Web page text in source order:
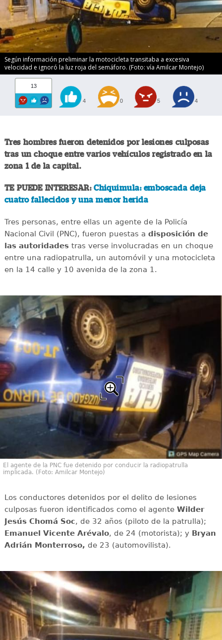
Según información preliminar la motocicleta transitaba a excesiva
velocidad e ignoró la luz roja del semáforo. (Foto: vía Amilcar Montejo)
13
4 0 5 4
Tres hombres fueron detenidos por lesiones culposas
tras un choque entre varios vehículos registrado en la
zona 1 de la capital.
TE PUEDE INTERESAR:Chiquimula: emboscada deja
cuatro fallecidos y una menor herida
Tres personas, entre ellas un agente de la Policía
Nacional Civil (PNC), fueron puestas a disposición de
las autoridadestras verse involucradas en un choque
entre una radiopatrulla, un automóvil y una motocicleta
en la 14 calle y 10 avenida de la zona 1.
El agente de la PNC fue detenido por conducir la radiopatrulla
implicada. (Foto: Amilcar Montejo)
Los conductores detenidos por el delito de lesiones
culposas fueron identificados como el agente Wilder
Jesús Chomá Soc, de 32 años (piloto de la patrulla);
Emanuel Vicente Arévalo, de 24 (motorista); y Bryan
Adrián Monterroso, de 23 (automovilista).